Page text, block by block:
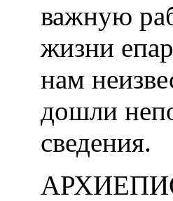
важную
жизни
нам
дошли
сведения.